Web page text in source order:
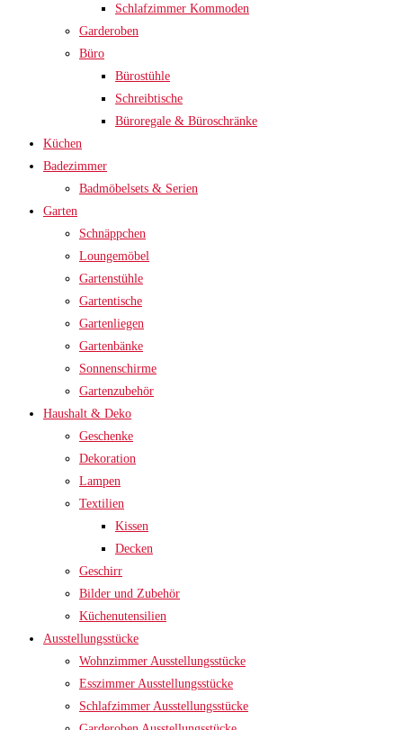
Schlafzimmer Kommoden
Garderoben
Büro
Bürostühle
Schreibtische
Büroregale & Büroschränke
Küchen
Badezimmer
Badmöbelsets & Serien
Garten
Schnäppchen
Loungemöbel
Gartenstühle
Gartentische
Gartenliegen
Gartenbänke
Sonnenschirme
Gartenzubehör
Haushalt & Deko
Geschenke
Dekoration
Lampen
Textilien
Kissen
Decken
Geschirr
Bilder und Zubehör
Küchenutensilien
Ausstellungsstücke
Wohnzimmer Ausstellungsstücke
Esszimmer Ausstellungsstücke
Schlafzimmer Ausstellungsstücke